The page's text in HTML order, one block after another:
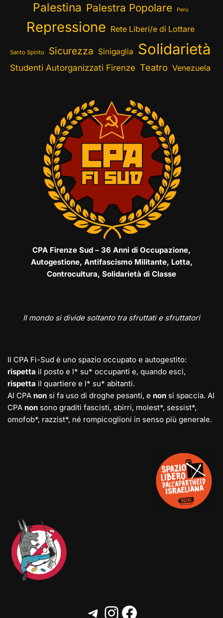
Palestina Palestra Popolare Perù
Repressione Rete Liberi/e di Lottare
Santo Spirito Sicurezza Sinigaglia Solidarietà
Studenti Autorganizzati Firenze Teatro Venezuela
CPA Firenze Sud – 36 Anni di Occupazione,
Autogestione, Antifascismo Militante, Lotta,
Controcultura, Solidarietà di Classe
Il mondo si divide soltanto tra sfruttati e sfruttatori
Il CPA Fi-Sud è uno spazio occupato e autogestito:
rispetta il posto e l* su* occupanti e, quando esci,
rispetta il quartiere e l* su* abitanti.
Al CPA non si fa uso di droghe pesanti, e non si spaccia. Al
CPA non sono graditi fascisti, sbirri, molest*, sessist*,
omofob*, razzist*, né rompicoglioni in senso più generale.